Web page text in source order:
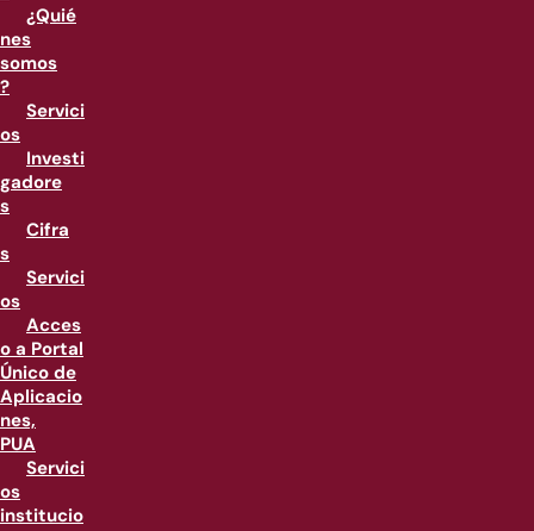
¿Quié
nes
somos
?
Servici
os
Investi
gadore
s
Cifra
s
Servici
os
Acces
o a Portal
Único de
Aplicacio
nes,
PUA
Servici
os
institucio